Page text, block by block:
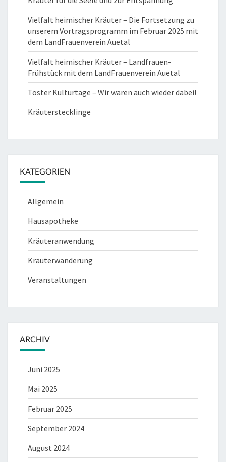
Vielfalt heimischer Kräuter – Die Fortsetzung zu
unserem Vortragsprogramm im Februar 2025 mit
dem LandFrauenverein Auetal
Vielfalt heimischer Kräuter – Landfrauen-
Frühstück mit dem LandFrauenverein Auetal
Töster Kulturtage – Wir waren auch wieder dabei!
Kräuterstecklinge
KATEGORIEN
Allgemein
Hausapotheke
Kräuteranwendung
Kräuterwanderung
Veranstaltungen
ARCHIV
Juni 2025
Mai 2025
Februar 2025
September 2024
August 2024